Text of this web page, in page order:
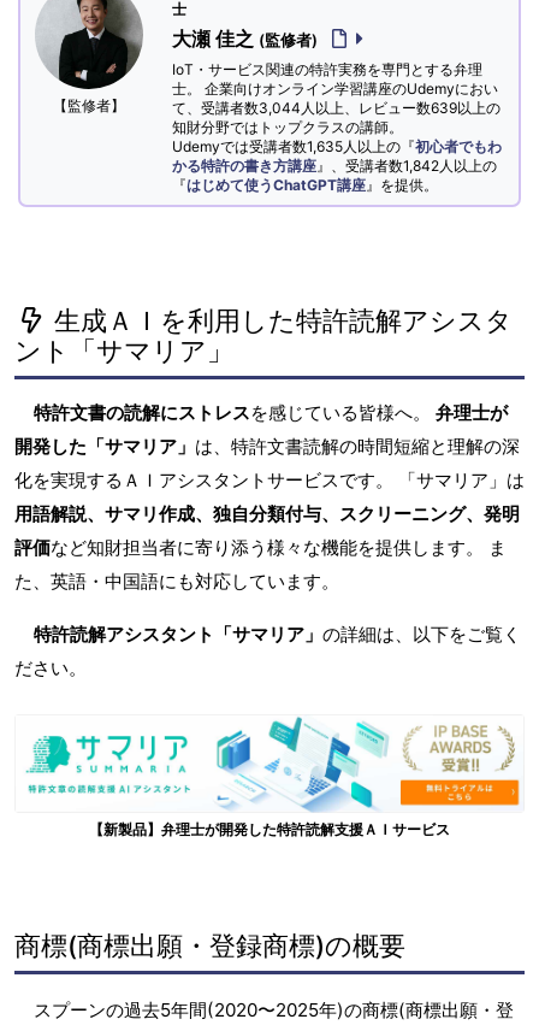
【監修者】
士
大瀬 佳之 (監修者)
IoT・サービス関連の特許実務を専門とする弁理
士。 企業向けオンライン学習講座のUdemyにおい
て、受講者数3,044人以上、レビュー数639以上の
知財分野ではトップクラスの講師。
Udemyでは受講者数1,635人以上の『初心者でもわ
かる特許の書き方講座 』、受講者数1,842人以上の
『はじめて使うChatGPT講座 』を提供。
生成ＡＩを利用した特許読解アシスタ
ント「サマリア」
特許文書の読解にストレスを感じている皆様へ。 弁理士が
開発した「サマリア」 は、特許文書読解の時間短縮と理解の深
化を実現するＡＩアシスタントサービスです。 「サマリア」は
用語解説、サマリ作成、独自分類付与、スクリーニング、発明
評価など知財担当者に寄り添う様々な機能を提供します。 ま
た、英語・中国語にも対応しています。
特許読解アシスタント「サマリア」 の詳細は、以下をご覧く
ださい。
【新製品】弁理士が開発した特許読解支援ＡＩサービス
商標(商標出願・登録商標)の概要
スプーンの過去5年間(2020〜2025年)の商標(商標出願・登